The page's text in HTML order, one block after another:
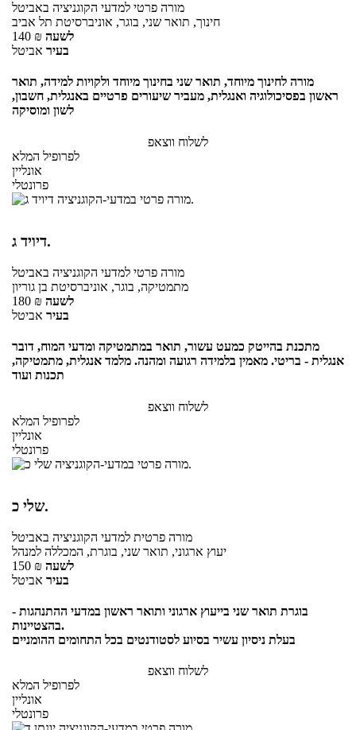
מורה פרטי למדעי הקוגניציה באביטל
חינוך, תואר שני, בוגר, אוניברסיטת תל אביב
140 ₪ לשעה
בעיר אביטל
מורה לחינוך מיוחד, תואר שני בחינוך מיוחד ולקויות למידה, תואר
ראשון בפסיכולוגיה ואנגלית, מעביר שיעורים פרטיים באנגלית, חשבון,
לשון ומוסיקה
לשלוח ווצאפ
לפרופיל המלא
אונליין
פרונטלי
דיויד ג.
מורה פרטי למדעי הקוגניציה באביטל
מתמטיקה, בוגר, אוניברסיטת בן גוריון
180 ₪ לשעה
בעיר אביטל
מתכנת בהייטק כמעט עשור, תואר במתמטיקה ומדעי המוח, דובר
אנגלית - בריטי. מאמין בלמידה רגועה ומהנה. מלמד אנגלית, מתמטיקה,
תכנות ועוד
לשלוח ווצאפ
לפרופיל המלא
אונליין
פרונטלי
שלי כ.
מורה פרטית למדעי הקוגניציה באביטל
יעוץ ארגוני, תואר שני, בוגרת, המכללה למנהל
150 ₪ לשעה
בעיר אביטל
בוגרת תואר שני בייעוץ ארגוני ותואר ראשון במדעי ההתנהגות -
בהצטיינות.
בעלת ניסיון עשיר בסיוע לסטודנטים בכל התחומים ההומניים
לשלוח ווצאפ
לפרופיל המלא
אונליין
פרונטלי